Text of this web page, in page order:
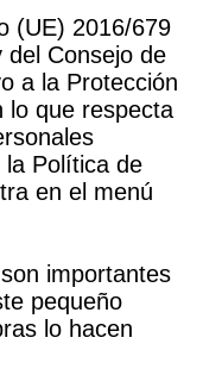
(UE) 2016/679
del Consejo de
a la Protección
lo que respecta
la Política de
en el menú
importantes
pequeño
lo hacen